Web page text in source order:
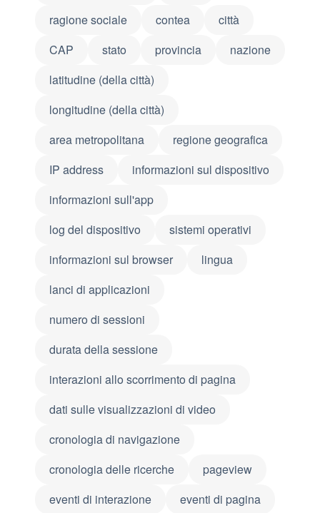
ragione sociale
contea
città
CAP
stato provincia
nazione
latitudine (della città)
longitudine (della città)
area metropolitana
regione geografica
IP address
informazioni sul dispositivo
informazioni sull'app
log del dispositivo
sistemi operativi
informazioni sul browser
lingua
lanci di applicazioni
numero di sessioni
durata della sessione
interazioni allo scorrimento di pagina
dati sulle visualizzazioni di video
cronologia di navigazione
cronologia delle ricerche
pageview
eventi di interazione
eventi di pagina